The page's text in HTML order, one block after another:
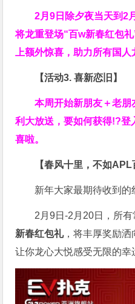
2月9日除夕夜当天到2
将龙重登场“百w新春红包
上额外惊喜，助力所有国
【活动3. 喜新恋旧】
本周开始新朋友＋老
利大放送，要如何获得!?登
喜啦。
【春风十里，不如APL
新年大家最期待收到的
2月9日-2月20日，所
新春红包礼，将丰厚奖励洒
让你龙心大悦感受无限的幸